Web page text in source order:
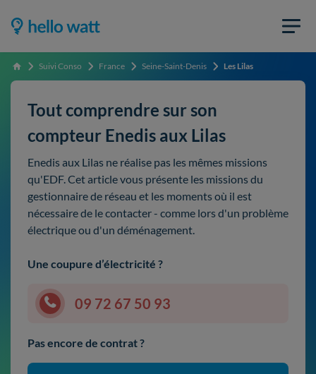
Accueil Suivi Conso France Seine-Saint-Denis Les Lilas
Tout comprendre sur son
compteur Enedis aux Lilas
Enedis aux Lilas ne réalise pas les mêmes missions
qu'EDF. Cet article vous présente les missions du
gestionnaire de réseau et les moments où il est
nécessaire de le contacter - comme lors d'un problème
électrique ou d'un déménagement.
Une coupure d’électricité ?
09 72 67 50 93
Pas encore de contrat ?